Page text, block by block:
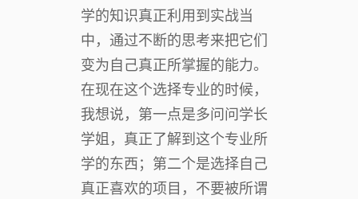
学的知识真正利用到实战当
中，通过不断的思考来把它们
变为自己真正所掌握的能力。
在现在这个选择专业的时候，
我想说，第一点是多问问学长
学姐，真正了解到这个专业所
学的东西；第二个是选择自己
真正喜欢的项目，不要被所谓